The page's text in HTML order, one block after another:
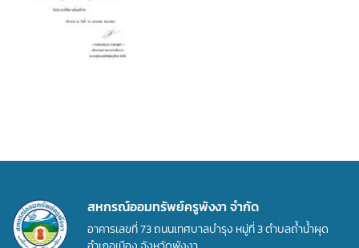
สหกรณ์ออมทรัพย์ครูพังงา จำกัด
อาคารเลขที่ 73 ถนนเทศบาลบำรุง หมู่ที่ 3 ตำบลถ้ำน้ำผุด